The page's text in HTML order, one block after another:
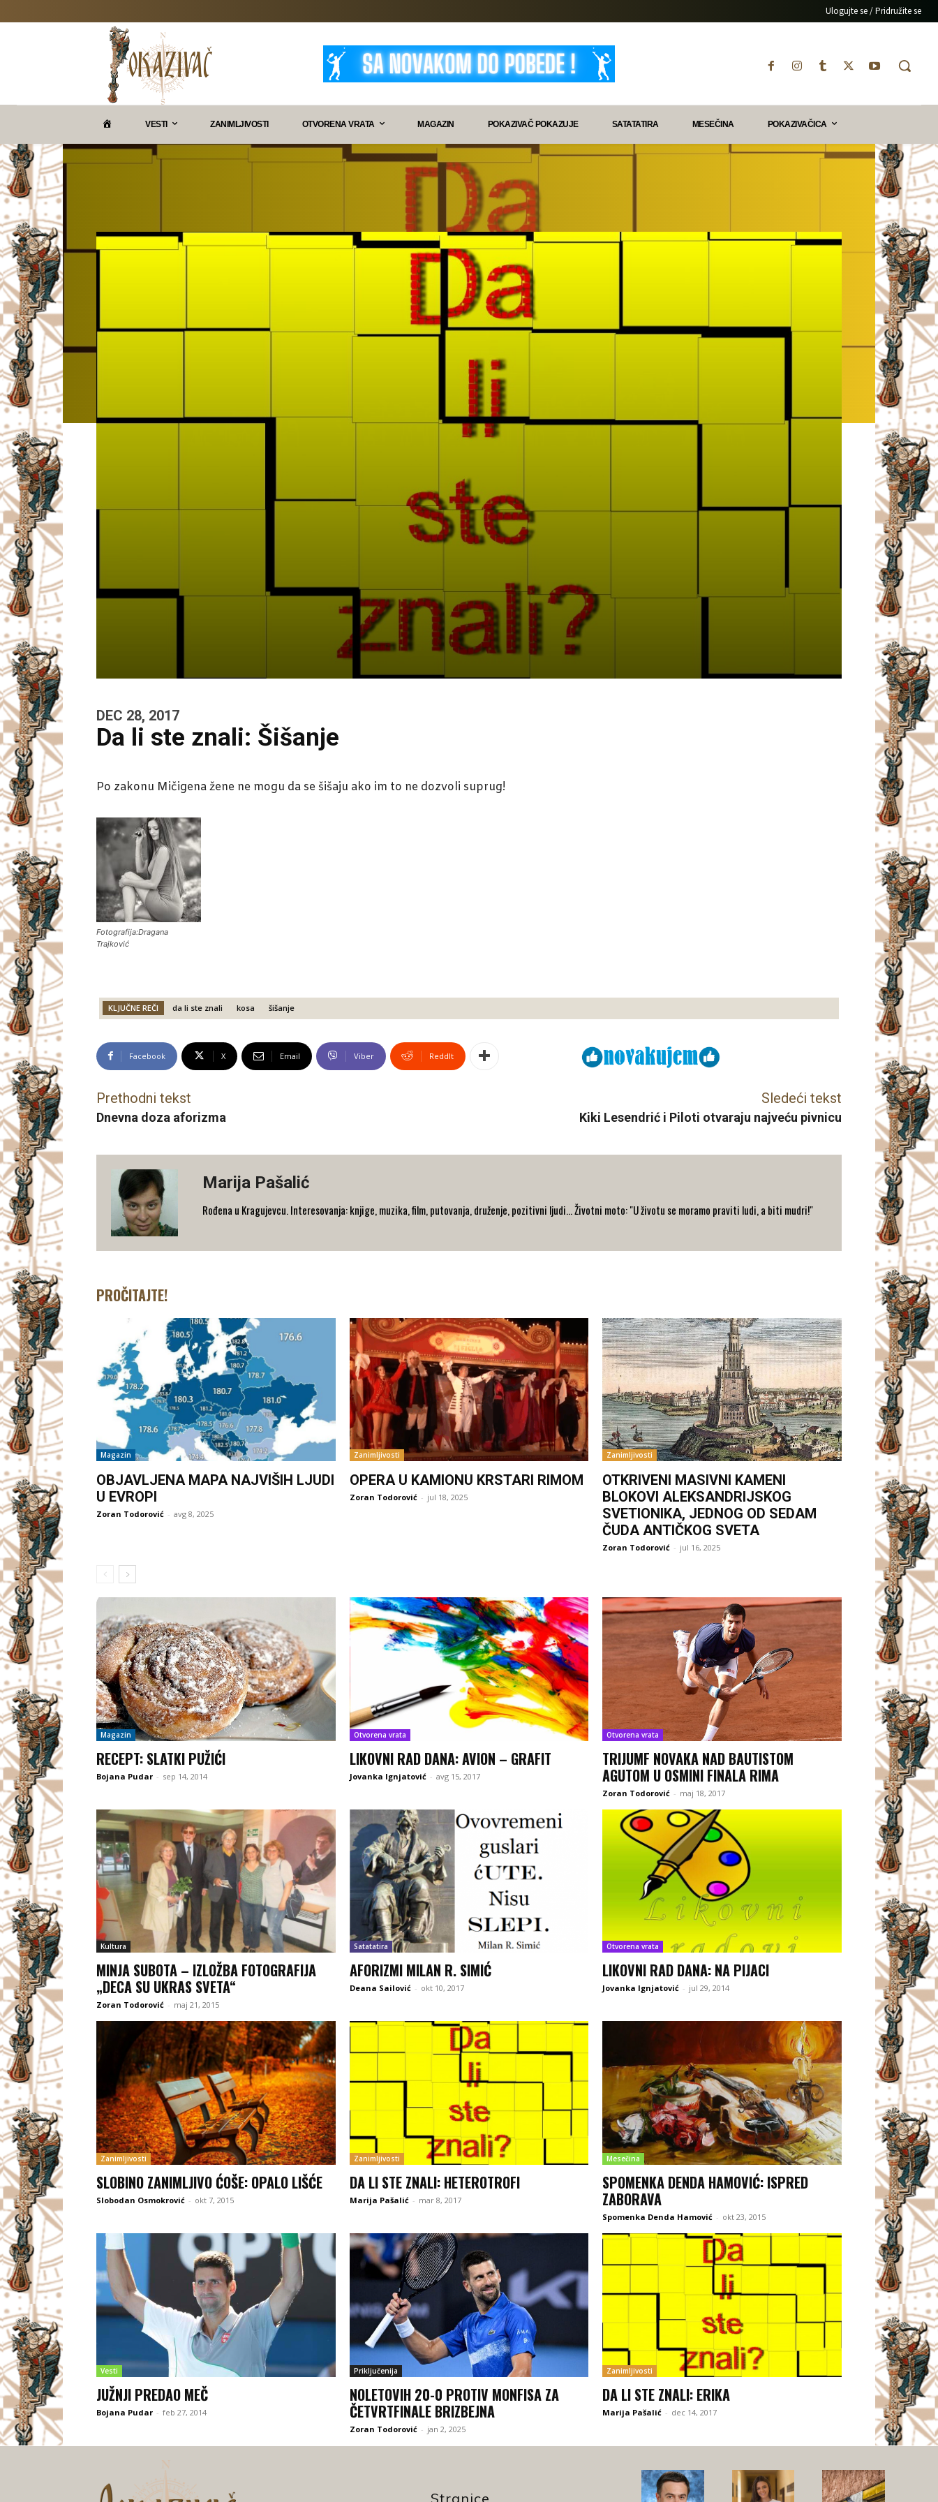
Ulogujte se / Pridružite se
O
A
VESTI ZANIMLJIVOSTI OTVORENA VRATA MAGAZIN POKAZIVAČ POKAZUJE SATATATIRA MESEČINA POKAZIVAČICA
DEC 28, 2017
Da li ste znali: Šišanje
Po zakonu Mičigena žene ne mogu da se šišaju ako im to ne dozvoli suprug!
Fotografija:Dragana
Trajković
KLJUČNE REČI da li ste znali kosa šišanje
Facebook X Email Viber ReddIt
Prethodni tekst
Dnevna doza aforizma
Sledeći tekst
Kiki Lesendrić i Piloti otvaraju najveću pivnicu
Marija Pašalić
​Rođena u Kragujevcu. Interesovanja: knjige, muzika, film, putovanja, druženje, pozitivni ljudi... Životni moto: "U životu se moramo praviti ludi, a biti mudri!"
PROČITAJTE!
Magazin
OBJAVLJENA MAPA NAJVIŠIH LJUDI
U EVROPI
Zoran Todorović - avg 8, 2025
Zanimljivosti
OPERA U KAMIONU KRSTARI RIMOM
Zoran Todorović - jul 18, 2025
Zanimljivosti
OTKRIVENI MASIVNI KAMENI
BLOKOVI ALEKSANDRIJSKOG
SVETIONIKA, JEDNOG OD SEDAM
ČUDA ANTIČKOG SVETA
Zoran Todorović - jul 16, 2025
Magazin
RECEPT: SLATKI PUŽIĆI
Bojana Pudar - sep 14, 2014
Otvorena vrata
LIKOVNI RAD DANA: AVION – GRAFIT
Jovanka Ignjatović - avg 15, 2017
Otvorena vrata
TRIJUMF NOVAKA NAD BAUTISTOM
AGUTOM U OSMINI FINALA RIMA
Zoran Todorović - maj 18, 2017
Kultura
MINJA SUBOTA – IZLOŽBA FOTOGRAFIJA
„DECA SU UKRAS SVETA“
Zoran Todorović - maj 21, 2015
Satatatira
AFORIZMI MILAN R. SIMIĆ
Deana Sailović - okt 10, 2017
Otvorena vrata
LIKOVNI RAD DANA: NA PIJACI
Jovanka Ignjatović - jul 29, 2014
Zanimljivosti
SLOBINO ZANIMLJIVO ĆOŠE: OPALO LIŠĆE
Slobodan Osmokrović - okt 7, 2015
Zanimljivosti
DA LI STE ZNALI: HETEROTROFI
Marija Pašalić - mar 8, 2017
Mesečina
SPOMENKA DENDA HAMOVIĆ: ISPRED
ZABORAVA
Spomenka Denda Hamović - okt 23, 2015
Vesti
JUŽNJI PREDAO MEČ
Bojana Pudar - feb 27, 2014
Priključenija
NOLETOVIH 20-0 PROTIV MONFISA ZA
ČETVRTFINALE BRIZBEJNA
Zoran Todorović - jan 2, 2025
Zanimljivosti
DA LI STE ZNALI: ERIKA
Marija Pašalić - dec 14, 2017
Stranice